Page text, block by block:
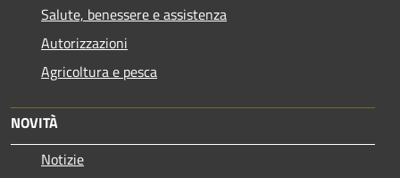
Salute, benessere e assistenza
Autorizzazioni
Agricoltura e pesca
NOVITÀ
Notizie